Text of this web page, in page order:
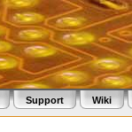
Support Wiki